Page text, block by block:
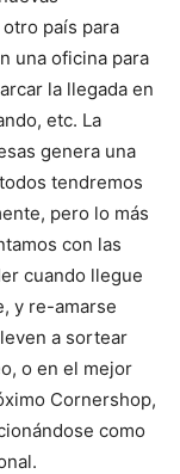
país para
una oficina para
la llegada en
etc. La
genera una
tendremos
pero lo más
con las
cuando llegue
y re-amarse
a sortear
o en el mejor
Cornershop,
como